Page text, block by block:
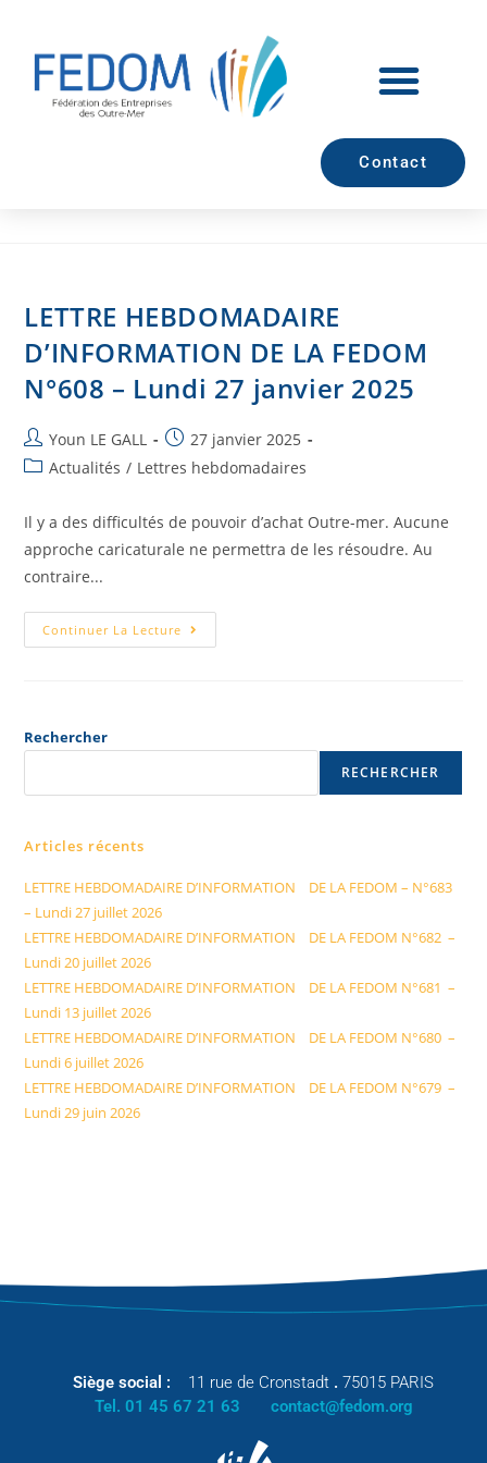
Contact
LETTRE HEBDOMADAIRE
D’INFORMATION DE LA FEDOM
N°608 – Lundi 27 janvier 2025
Youn LE GALL
27 janvier 2025
Actualités / Lettres hebdomadaires
Il y a des difficultés de pouvoir d’achat Outre-mer. Aucune
approche caricaturale ne permettra de les résoudre. Au
contraire...
Continuer La Lecture
Rechercher
RECHERCHER
Articles récents
LETTRE HEBDOMADAIRE D’INFORMATION DE LA FEDOM – N°683
– Lundi 27 juillet 2026
LETTRE HEBDOMADAIRE D’INFORMATION DE LA FEDOM N°682 –
Lundi 20 juillet 2026
LETTRE HEBDOMADAIRE D’INFORMATION DE LA FEDOM N°681 –
Lundi 13 juillet 2026
LETTRE HEBDOMADAIRE D’INFORMATION DE LA FEDOM N°680 –
Lundi 6 juillet 2026
LETTRE HEBDOMADAIRE D’INFORMATION DE LA FEDOM N°679 –
Lundi 29 juin 2026
Siège social : 11 rue de Cronstadt . 75015 PARIS
Tel. 01 45 67 21 63 contact@fedom.org